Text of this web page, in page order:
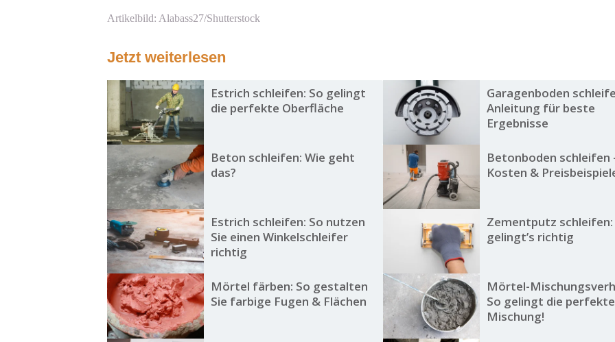
Artikelbild: Alabass27/Shutterstock
Jetzt weiterlesen
Estrich schleifen: So gelingt
die perfekte Oberfläche
Garagenboden
Anleitung für beste
Ergebnisse
Beton schleifen: Wie geht
das?
Betonboden schleifen
Kosten &
Estrich schleifen: So nutzen
Sie einen Winkelschleifer
richtig
Zementputz schleifen:
gelingt’s richtig
Mörtel färben: So gestalten
Sie farbige Fugen & Flächen
Mörtel-
So gelingt die perfekte
Mischung!